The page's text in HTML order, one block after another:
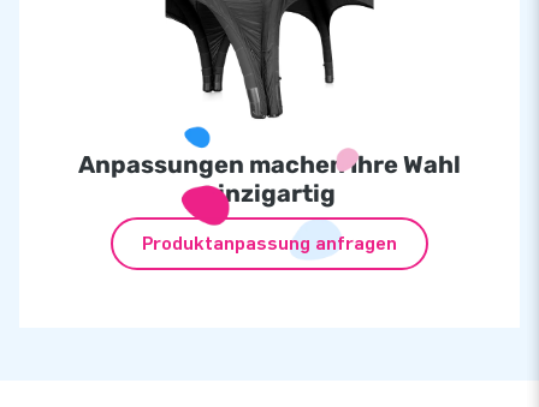
Anpassungen machen Ihre Wahl
einzigartig
Produktanpassung anfragen